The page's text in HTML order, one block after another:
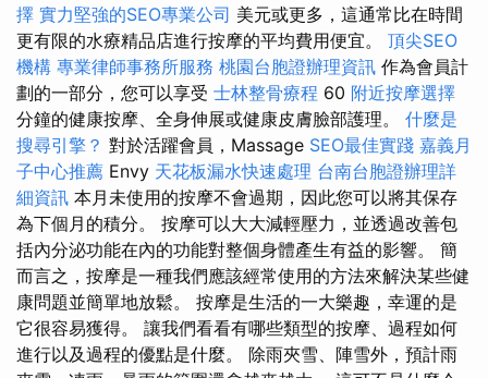
擇 實力堅強的SEO專業公司 美元或更多，這通常比在時間
更有限的水療精品店進行按摩的平均費用便宜。 頂尖SEO
機構 專業律師事務所服務 桃園台胞證辦理資訊 作為會員計
劃的一部分，您可以享受 士林整骨療程 60 附近按摩選擇
分鐘的健康按摩、全身伸展或健康皮膚臉部護理。 什麼是
搜尋引擎？ 對於活躍會員，Massage SEO最佳實踐 嘉義月
子中心推薦 Envy 天花板漏水快速處理 台南台胞證辦理詳
細資訊 本月未使用的按摩不會過期，因此您可以將其保存
為下個月的積分。 按摩可以大大減輕壓力，並透過改善包
括內分泌功能在內的功能對整個身體產生有益的影響。 簡
而言之，按摩是一種我們應該經常使用的方法來解決某些健
康問題並簡單地放鬆。 按摩是生活的一大樂趣，幸運的是
它很容易獲得。 讓我們看看有哪些類型的按摩、過程如何
進行以及過程的優點是什麼。 除雨夾雪、陣雪外，預計雨